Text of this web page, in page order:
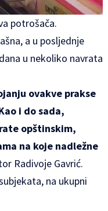
potrošača.
a u posljednje
u nekoliko navrata
ovakve prakse
i do sada,
opštinskim,
na koje nadležne
Radivoje Gavrić.
na ukupni